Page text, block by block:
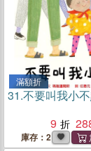
滿額折
31.不要叫我小不
9
庫存：2